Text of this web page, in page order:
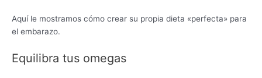
Aquí le mostramos cómo crear su propia dieta «perfecta» para
el embarazo.
Equilibra tus omegas